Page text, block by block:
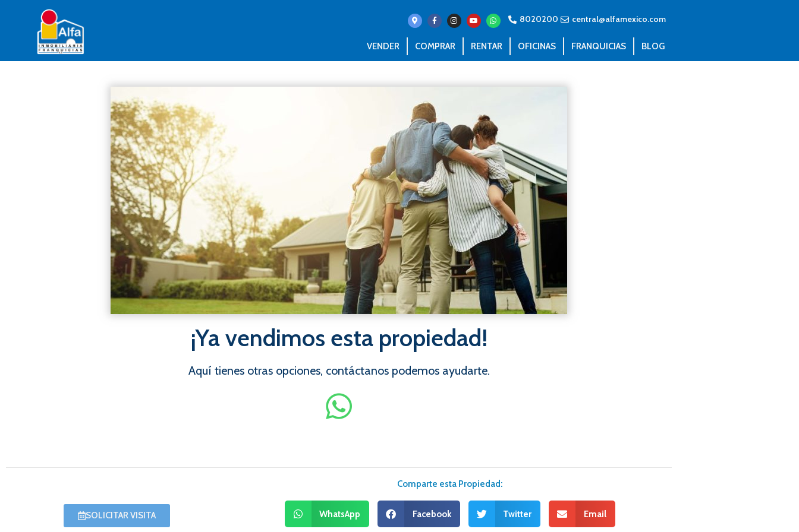
8020200 central@alfamexico.com
VENDER COMPRAR RENTAR OFICINAS FRANQUICIAS BLOG
¡Ya vendimos esta propiedad!
Aquí tienes otras opciones, contáctanos podemos ayudarte.
SOLICITAR VISITA
Comparte esta Propiedad:
WhatsApp Facebook Twitter Email